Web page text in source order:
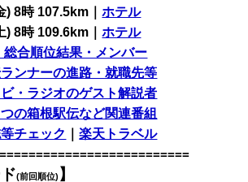
) 8時 107.5km｜ホテル
) 8時 109.6km｜ホテル
総合順位結果・メンバー
ンナーの進路・就職先等
ビ・ラジオのゲスト解説者
の箱根駅伝など関連番組
チェック ｜楽天トラベル
(前回順位) 】